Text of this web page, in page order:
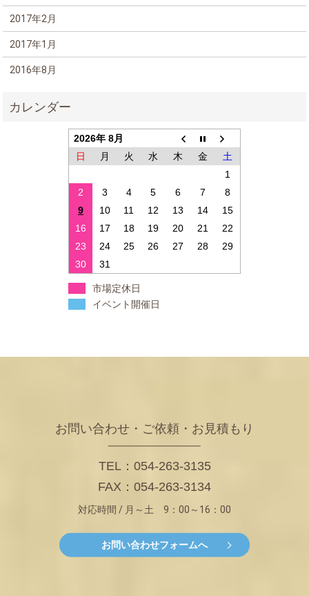
2017年2月
2017年1月
2016年8月
2026年 8月
日
月 火 水 木 金
土
1
2
3 4 5 6 7
8
9
10 11 12 13 14
15
16
17 18 19 20 21
22
23
24 25 26 27 28
29
30
31
市場定休日
イベント開催日
お問い合わせ・ご依頼・お見積もり
TEL：054-263-3135
FAX：054-263-3134
対応時間 / 月～土 9：00～16：00
お問い合わせフォームへ